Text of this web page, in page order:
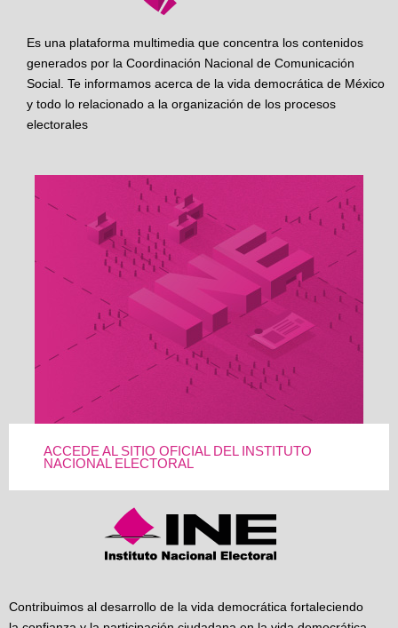
Es una plataforma multimedia que concentra los contenidos
generados por la Coordinación Nacional de Comunicación
Social. Te informamos acerca de la vida democrática de México
y todo lo relacionado a la organización de los procesos
electorales
ACCEDE AL SITIO OFICIAL DEL INSTITUTO
NACIONAL ELECTORAL
Contribuimos al desarrollo de la vida democrática fortaleciendo